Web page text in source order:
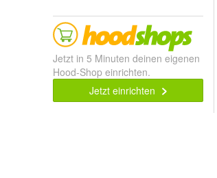
Jetzt in 5 Minuten deinen eigenen
Hood-Shop einrichten.
Jetzt einrichten